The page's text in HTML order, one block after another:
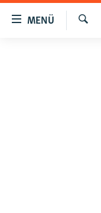
Akadálymentes
MENÜ